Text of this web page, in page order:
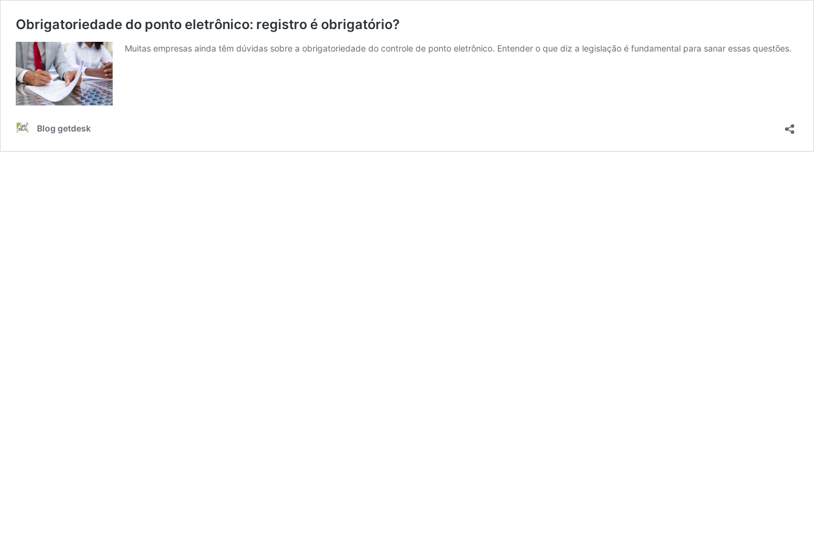
Obrigatoriedade do ponto eletrônico: registro é obrigatório?
Muitas empresas ainda têm dúvidas sobre a obrigatoriedade do controle de ponto eletrônico. Entender o que diz a legislação é fundamental para sanar essas questões.
Blog getdesk